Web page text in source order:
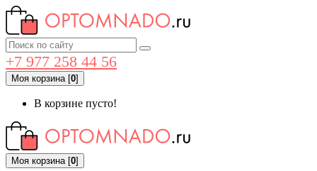
+7 977 258 44 56
Моя корзина[0]
В корзине пусто!
Моя корзина[0]